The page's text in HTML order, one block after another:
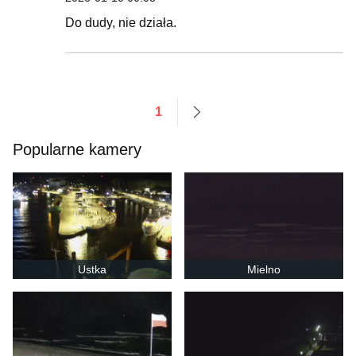
Do dudy, nie działa.
1
Popularne kamery
Ustka Mielno